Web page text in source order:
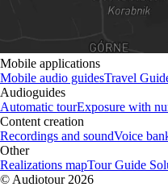
Mobile applications
Mobile audio guidesTravel
Audioguides
Automatic tourExposure with
Content creation
Recordings and soundVoice
Other
Realizations mapTour Guide
© Audiotour 2026